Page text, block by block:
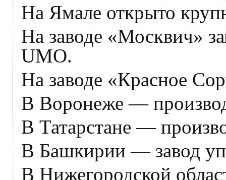
На Ямале открыто
На заводе «Москвич»
UMO.
На заводе «Красное
В Воронеже —
В Татарстане —
В Башкирии — завод
В Нижегородской